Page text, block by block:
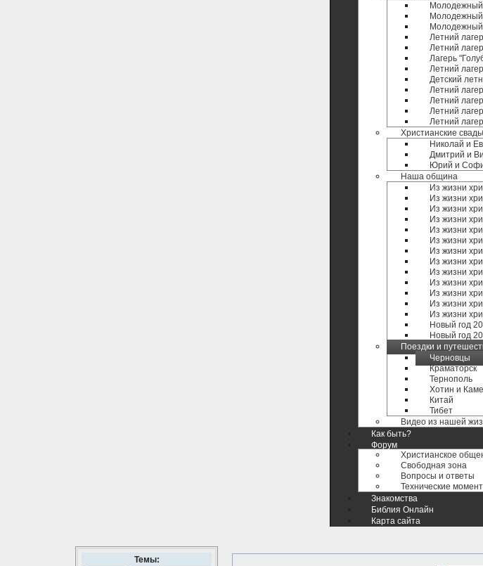
Молодежный
Молодежный
Молодежный
Летний
Летний
Лагерь
Летний
Детский
Летний
Летний
Летний
Летний
Христианские
Николай и
Дмитрий и
Юрий и
Наша община
Из жизни
Из жизни
Из жизни
Из жизни
Из жизни
Из жизни
Из жизни
Из жизни
Из жизни
Из жизни
Из жизни
Из жизни
Из жизни
Новый год
Новый год
Поездки и
Черновцы
Краматорск
Тернополь
Хотин и
Китай
Тибет
Видео из нашей
Как быть?
Форум
Христианское
Свободная зона
Вопросы и ответы
Технические
Знакомства
Библия Онлайн
Карта сайта
Темы: